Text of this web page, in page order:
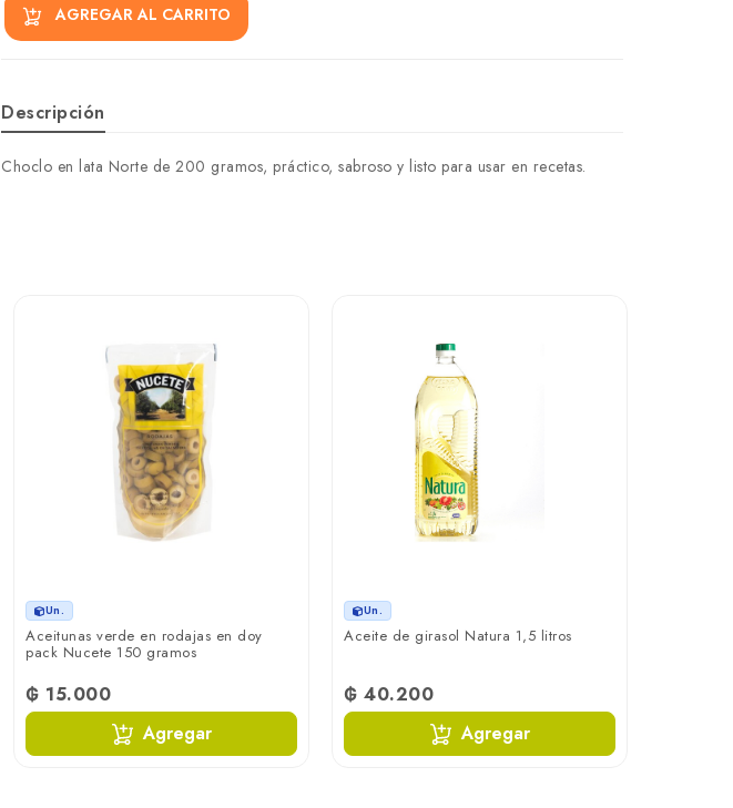
AGREGAR AL CARRITO
Descripción
Choclo en lata Norte de 200 gramos, práctico, sabroso y listo para usar en recetas.
Un.
Aceitunas verde en rodajas en doy
pack Nucete 150 gramos
₲ 15.000
Agregar
Un.
Aceite de girasol Natura 1,5 litros
₲ 40.200
Agregar